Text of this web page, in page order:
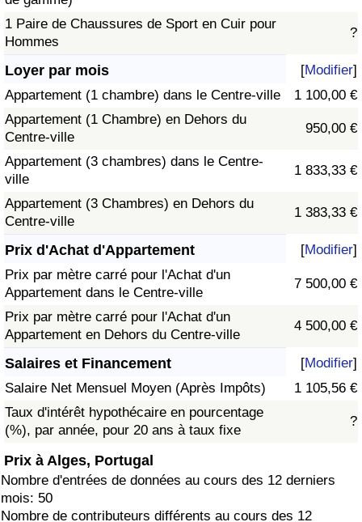
1 Paire de Chaussures de Sport en Cuir pour
Hommes
?
Loyer par mois [Modifier]
Appartement (1 chambre) dans le Centre-ville
1 100,00 €
Appartement (1 Chambre) en Dehors du
Centre-ville
950,00 €
Appartement (3 chambres) dans le Centre-
ville
1 833,33 €
Appartement (3 Chambres) en Dehors du
Centre-ville
1 383,33 €
Prix d'Achat d'Appartement [Modifier]
Prix par mètre carré pour l'Achat d'un
Appartement dans le Centre-ville
7 500,00 €
Prix par mètre carré pour l'Achat d'un
Appartement en Dehors du Centre-ville
4 500,00 €
Salaires et Financement [Modifier]
Salaire Net Mensuel Moyen (Après Impôts)
1 105,56 €
Taux d'intérêt hypothécaire en pourcentage
(%), par année, pour 20 ans à taux fixe
?
Prix à Alges, Portugal
Nombre d'entrées de données au cours des 12 derniers
mois: 50
Nombre de contributeurs différents au cours des 12